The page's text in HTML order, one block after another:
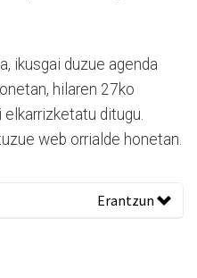
ikusgai duzue agenda
hilaren 27ko
ditugu.
web orrialde honetan.
Erantzun